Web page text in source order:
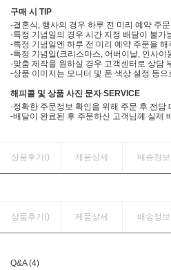
구매 시 TIP
-결혼식, 행사의 경우 하루 전 미리 예약 주
-특정 기념일의 경우 시간 지정 배달이 불가
-특정 기념일엔 하루 전 미리 예약 주문을
-특정 기념일(크리스마스, 어버이날, 인사이
-맞춤 제작을 원하실 경우 고객센터로 상담
-상품 이미지는 모니터 및 폰 색상 설정 등
해피콜 및 상품 사진 문자 SERVICE
-정확한 주문정보 확인을 위해 주문 후 전담
-배달이 완료된 후 주문하신 고객님께 실제
상품후기() 제품상세 배송정보
상품후기() 제품상세 배송정보
Q&A (4)